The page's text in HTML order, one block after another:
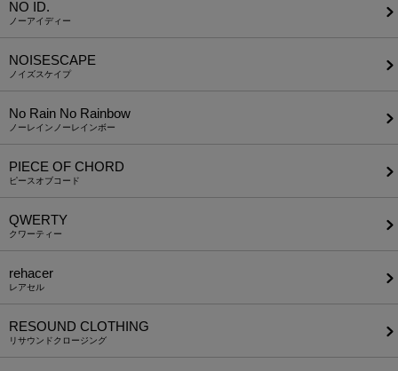
NO ID.
ノーアイディー
NOISESCAPE
ノイズスケイプ
No Rain No Rainbow
ノーレインノーレインボー
PIECE OF CHORD
ピースオブコード
QWERTY
クワーティー
rehacer
レアセル
RESOUND CLOTHING
リサウンドクロージング